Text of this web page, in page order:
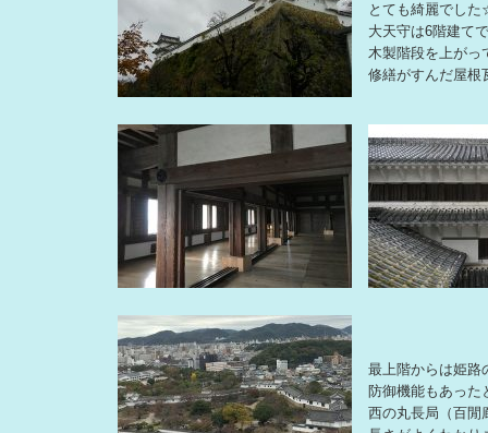
とても綺麗でし
大天守は6階建てで
木製階段を上がっ
修繕がすんだ屋
最上階からは姫路
防御機能もあった
西の丸長局（百閒